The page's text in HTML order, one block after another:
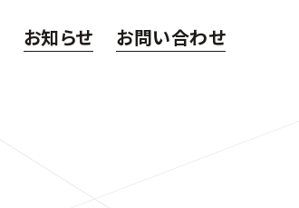
お知らせ お問い合わせ